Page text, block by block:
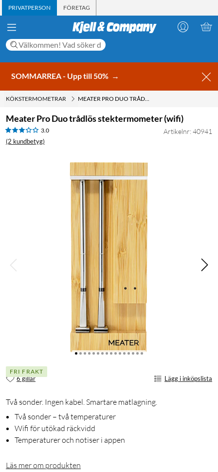
PRIVATPERSON FÖRETAG
SOMMARREA - Upp till 50% →
KÖKSTERMOMETRAR MEATER PRO DUO TRÅDLÖS STEKTERMOMETER (WIFI)
Meater Pro Duo trådlös stektermometer (wifi)
3.0
(2 kundbetyg)
Artikelnr: 40941
FRI FRAKT
6 gillar Lägg i inköpslista
Två sonder. Ingen kabel. Smartare matlagning.
Två sonder – två temperaturer
Wifi för utökad räckvidd
Temperaturer och notiser i appen
Läs mer om produkten